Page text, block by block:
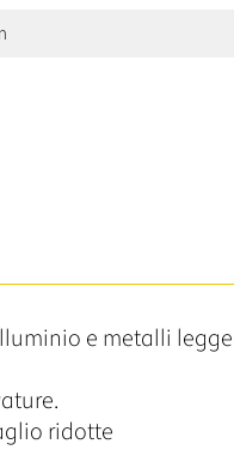
e metalli
ridotte